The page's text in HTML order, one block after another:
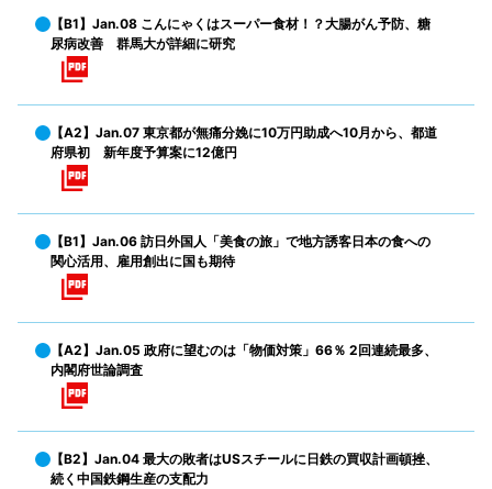
【B1】Jan.08 こんにゃくはスーパー食材！？大腸がん予防、糖
尿病改善 群馬大が詳細に研究
【A2】Jan.07 東京都が無痛分娩に10万円助成へ10月から、都道
府県初 新年度予算案に12億円
【B1】Jan.06 訪日外国人「美食の旅」で地方誘客日本の食への
関心活用、雇用創出に国も期待
【A2】Jan.05 政府に望むのは「物価対策」66％ 2回連続最多、
内閣府世論調査
【B2】Jan.04 最大の敗者はUSスチールに日鉄の買収計画頓挫、
続く中国鉄鋼生産の支配力